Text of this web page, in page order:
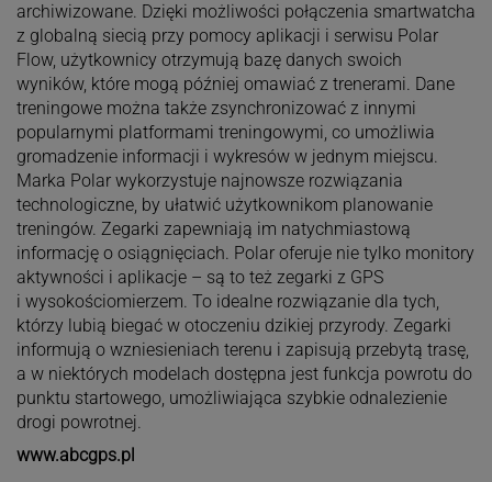
archiwizowane. Dzięki możliwości połączenia smartwatcha
z globalną siecią przy pomocy aplikacji i serwisu Polar
Flow, użytkownicy otrzymują bazę danych swoich
wyników, które mogą później omawiać z trenerami. Dane
treningowe można także zsynchronizować z innymi
popularnymi platformami treningowymi, co umożliwia
gromadzenie informacji i wykresów w jednym miejscu.
Marka Polar wykorzystuje najnowsze rozwiązania
technologiczne, by ułatwić użytkownikom planowanie
treningów. Zegarki zapewniają im natychmiastową
informację o osiągnięciach. Polar oferuje nie tylko monitory
aktywności i aplikacje – są to też zegarki z GPS
i wysokościomierzem. To idealne rozwiązanie dla tych,
którzy lubią biegać w otoczeniu dzikiej przyrody. Zegarki
informują o wzniesieniach terenu i zapisują przebytą trasę,
a w niektórych modelach dostępna jest funkcja powrotu do
punktu startowego, umożliwiająca szybkie odnalezienie
drogi powrotnej.
www.abcgps.pl